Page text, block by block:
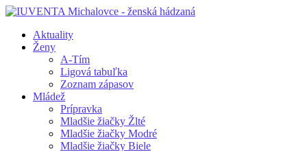
Aktuality
Ženy
A-Tím
Ligová tabuľka
Zoznam zápasov
Mládež
Prípravka
Mladšie žiačky Žlté
Mladšie žiačky Modré
Mladšie žiačky Biele